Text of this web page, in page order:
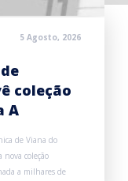
5 Agosto, 2026
coleção
A
de Viana do
nova coleção
a milhares de